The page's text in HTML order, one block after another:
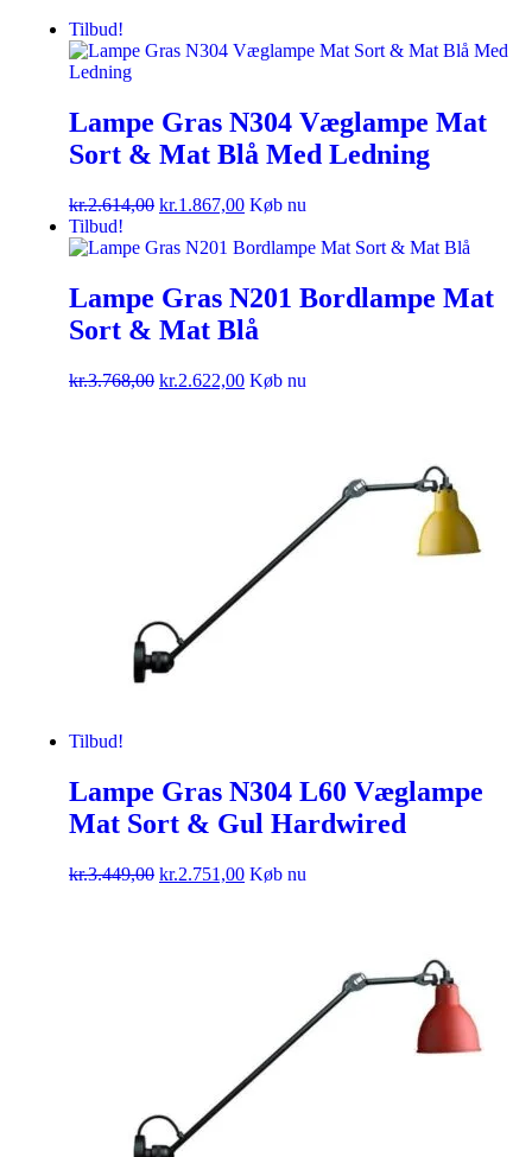
Tilbud!
Lampe Gras N304 Væglampe Mat
Sort & Mat Blå Med Ledning
kr.2.614,00 kr.1.867,00 Køb nu
Tilbud!
Lampe Gras N201 Bordlampe Mat
Sort & Mat Blå
kr.3.768,00 kr.2.622,00 Køb nu
Tilbud!
Lampe Gras N304 L60 Væglampe
Mat Sort & Gul Hardwired
kr.3.449,00 kr.2.751,00 Køb nu